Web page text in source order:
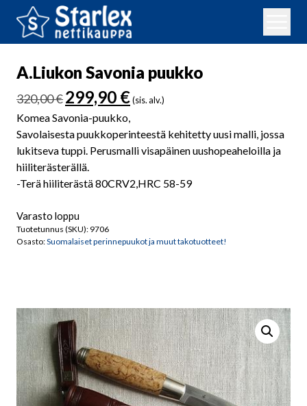
A.Liukon Savonia puukko
320,00€ Alkuperäinen
hinta
oli:
320,00 €.
299,90 €Nykyinen
hinta
on:
299,90 €.
(sis. alv.)
Komea Savonia-puukko,
Savolaisesta puukkoperinteestä kehitetty uusi malli, jossa
lukitseva tuppi. Perusmalli visapäinen uushopeaheloilla ja
hiiliterästerällä.
-Terä hiiliterästä 80CRV2,HRC 58-59
Varasto loppu
Tuotetunnus (SKU): 9706
Osasto:Suomalaiset perinnepuukot ja muut takotuotteet!